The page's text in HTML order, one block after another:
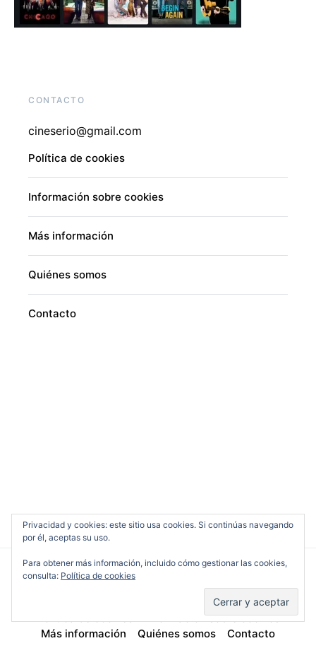
CONTACTO
cineserio@gmail.com
Política de cookies
Información sobre cookies
Más información
Quiénes somos
Contacto
Información sobre cookies
Más información
Quiénes somos Contacto
Privacidad y cookies: este sitio usa cookies. Si continúas navegando
por él, aceptas su uso.
Para obtener más información, incluido cómo gestionar las cookies,
consulta: Política de cookies